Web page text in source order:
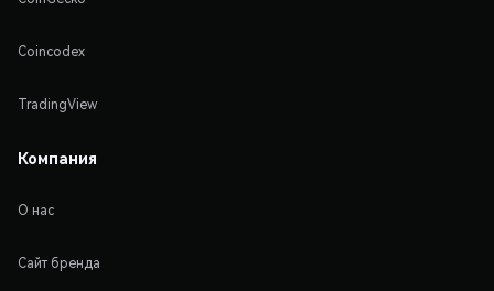
Coincodex
TradingView
Компания
О нас
Сайт бренда